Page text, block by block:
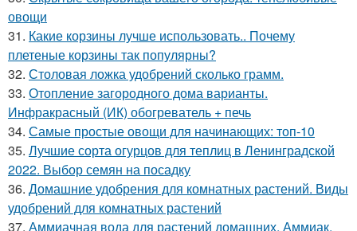
овощи
31. Какие корзины лучше использовать.. Почему
плетеные корзины так популярны?
32. Столовая ложка удобрений сколько грамм.
33. Отопление загородного дома варианты.
Инфракрасный (ИК) обогреватель + печь
34. Самые простые овощи для начинающих: топ-10
35. Лучшие сорта огурцов для теплиц в Ленинградской
2022. Выбор семян на посадку
36. Домашние удобрения для комнатных растений. Виды
удобрений для комнатных растений
37. Аммиачная вода для растений домашних. Аммиак,